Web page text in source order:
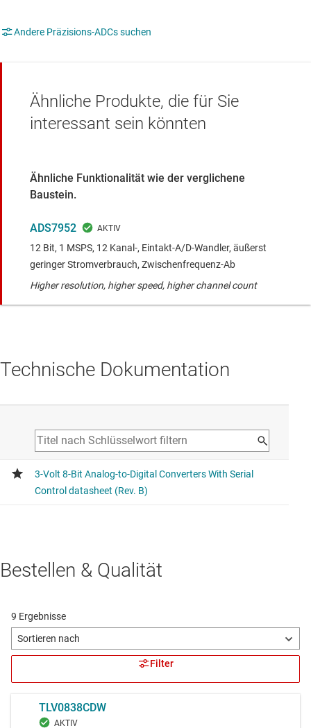
Andere Präzisions-ADCs suchen
Ähnliche Produkte, die für Sie
interessant sein könnten
Ähnliche Funktionalität wie der verglichene
Baustein.
ADS7952
12 Bit, 1 MSPS, 12 Kanal-, Eintakt-A/D-Wandler, äußerst
geringer Stromverbrauch, Zwischenfrequenz-Ab
Higher resolution, higher speed, higher channel count
Technische Dokumentation
Bestellen & Qualität